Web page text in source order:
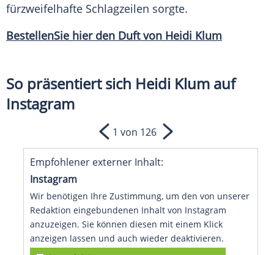
fürzweifelhafte Schlagzeilen sorgte.
BestellenSie hier den Duftvon Heidi Klum
So präsentiert sich Heidi Klum auf
Instagram
Empfohlener externer Inhalt:
Instagram
Wir benötigen Ihre Zustimmung, um den von unserer
Redaktion eingebundenen Inhalt von Instagram
anzuzeigen. Sie können diesen mit einem Klick
anzeigen lassen und auch wieder deaktivieren.
1 von 126